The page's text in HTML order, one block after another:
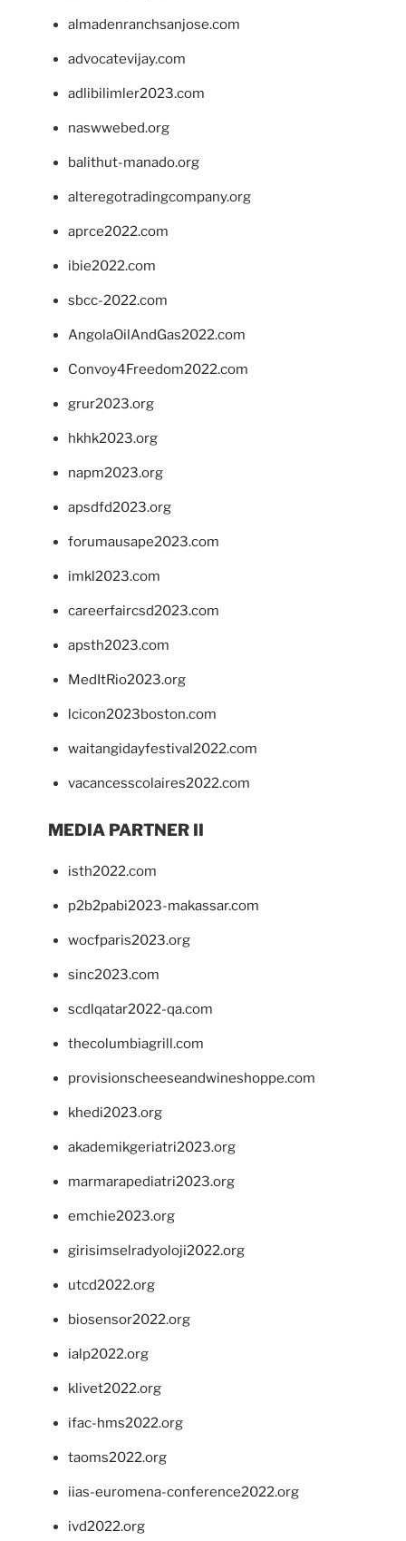
almadenranchsanjose.com
advocatevijay.com
adlibilimler2023.com
naswwebed.org
balithut-manado.org
alteregotradingcompany.org
aprce2022.com
ibie2022.com
sbcc-2022.com
AngolaOilAndGas2022.com
Convoy4Freedom2022.com
grur2023.org
hkhk2023.org
napm2023.org
apsdfd2023.org
forumausape2023.com
imkl2023.com
careerfaircsd2023.com
apsth2023.com
MedItRio2023.org
lcicon2023boston.com
waitangidayfestival2022.com
vacancesscolaires2022.com
MEDIA PARTNER II
isth2022.com
p2b2pabi2023-makassar.com
wocfparis2023.org
sinc2023.com
scdlqatar2022-qa.com
thecolumbiagrill.com
provisionscheeseandwineshoppe.com
khedi2023.org
akademikgeriatri2023.org
marmarapediatri2023.org
emchie2023.org
girisimselradyoloji2022.org
utcd2022.org
biosensor2022.org
ialp2022.org
klivet2022.org
ifac-hms2022.org
taoms2022.org
iias-euromena-conference2022.org
ivd2022.org